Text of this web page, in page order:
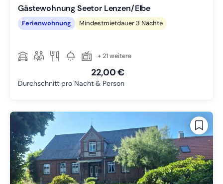
Gästewohnung Seetor Lenzen/Elbe
Ferienwohnung Mindestmietdauer 3 Nächte
+ 21 weitere
22,00 €
Durchschnitt pro Nacht & Person